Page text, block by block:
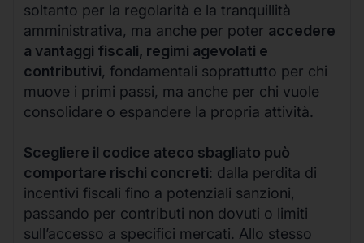
soltanto per la regolarità e la tranquillità
amministrativa, ma anche per poter accedere
a vantaggi fiscali, regimi agevolati e
contributivi, fondamentali soprattutto per chi
muove i primi passi, ma anche per chi vuole
consolidare o espandere la propria attività.
Scegliere il codice ateco sbagliato può
comportare rischi concreti: dalla perdita di
incentivi fiscali fino a potenziali sanzioni,
passando per contributi non dovuti o limiti
sull’accesso a specifici mercati. Allo stesso